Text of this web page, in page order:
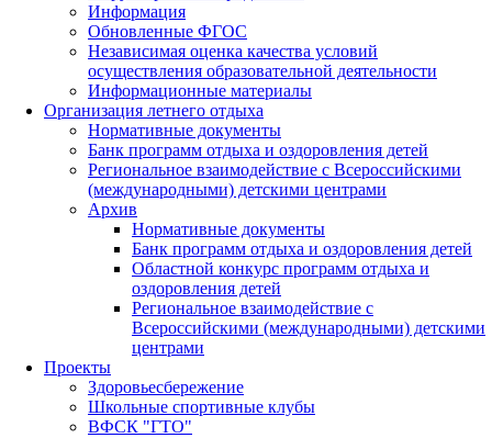
Информация
Обновленные ФГОС
Независимая оценка качества условий
осуществления образовательной деятельности
Информационные материалы
Организация летнего отдыха
Нормативные документы
Банк программ отдыха и оздоровления детей
Региональное взаимодействие с Всероссийскими
(международными) детскими центрами
Архив
Нормативные документы
Банк программ отдыха и оздоровления детей
Областной конкурс программ отдыха и
оздоровления детей
Региональное взаимодействие с
Всероссийскими (международными) детскими
центрами
Проекты
Здоровьесбережение
Школьные спортивные клубы
ВФСК "ГТО"